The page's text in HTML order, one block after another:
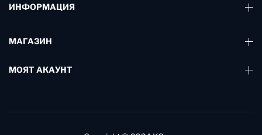
ИНФОРМАЦИЯ
МАГАЗИН
МОЯТ АКАУНТ